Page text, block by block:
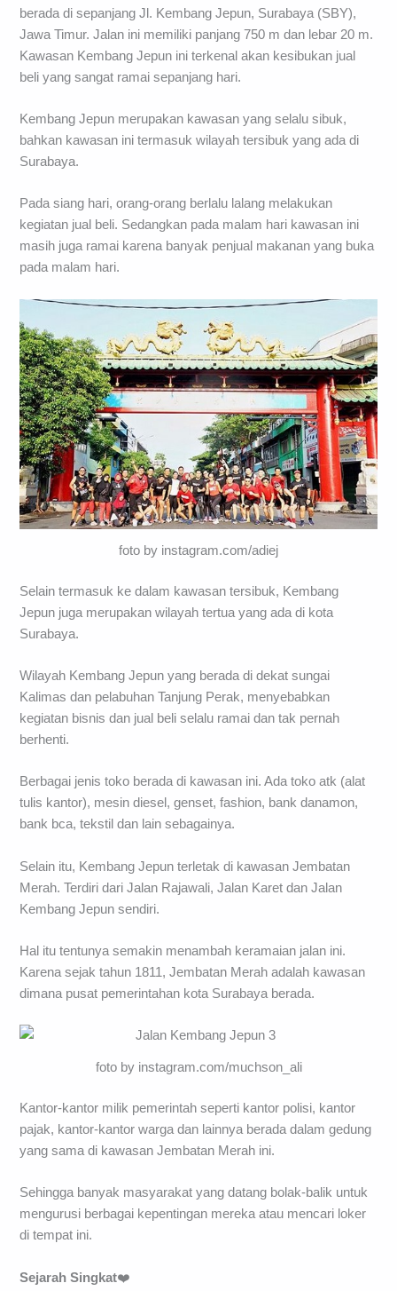
berada di sepanjang Jl. Kembang Jepun, Surabaya (SBY),
Jawa Timur. Jalan ini memiliki panjang 750 m dan lebar 20 m.
Kawasan Kembang Jepun ini terkenal akan kesibukan jual
beli yang sangat ramai sepanjang hari.
Kembang Jepun merupakan kawasan yang selalu sibuk,
bahkan kawasan ini termasuk wilayah tersibuk yang ada di
Surabaya.
Pada siang hari, orang-orang berlalu lalang melakukan
kegiatan jual beli. Sedangkan pada malam hari kawasan ini
masih juga ramai karena banyak penjual makanan yang buka
pada malam hari.
foto by instagram.com/adiej
Selain termasuk ke dalam kawasan tersibuk, Kembang
Jepun juga merupakan wilayah tertua yang ada di kota
Surabaya.
Wilayah Kembang Jepun yang berada di dekat sungai
Kalimas dan pelabuhan Tanjung Perak, menyebabkan
kegiatan bisnis dan jual beli selalu ramai dan tak pernah
berhenti.
Berbagai jenis toko berada di kawasan ini. Ada toko atk (alat
tulis kantor), mesin diesel, genset, fashion, bank danamon,
bank bca, tekstil dan lain sebagainya.
Selain itu, Kembang Jepun terletak di kawasan Jembatan
Merah. Terdiri dari Jalan Rajawali, Jalan Karet dan Jalan
Kembang Jepun sendiri.
Hal itu tentunya semakin menambah keramaian jalan ini.
Karena sejak tahun 1811, Jembatan Merah adalah kawasan
dimana pusat pemerintahan kota Surabaya berada.
foto by instagram.com/muchson_ali
Kantor-kantor milik pemerintah seperti kantor polisi, kantor
pajak, kantor-kantor warga dan lainnya berada dalam gedung
yang sama di kawasan Jembatan Merah ini.
Sehingga banyak masyarakat yang datang bolak-balik untuk
mengurusi berbagai kepentingan mereka atau mencari loker
di tempat ini.
Sejarah Singkat❤️